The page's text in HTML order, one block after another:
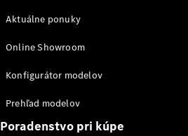
vozidla
pneumatiky
príslušenstva
jednotlivým
modelom
Aktuálne ponuky
Online Showroom
Konfigurátor modelov
Prehľad modelov
Poradenstvo pri kúpe